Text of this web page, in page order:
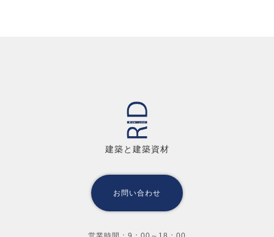
建築と建築資材
お問い合わせ